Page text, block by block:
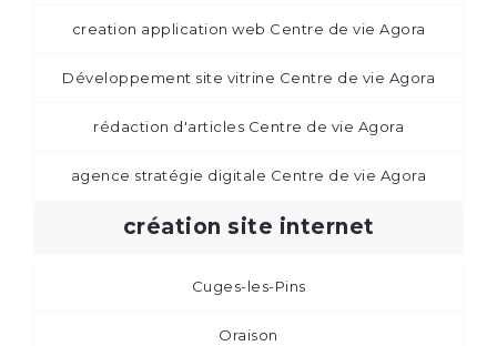
creation application web Centre de vie Agora
Développement site vitrine Centre de vie Agora
rédaction d'articles Centre de vie Agora
agence stratégie digitale Centre de vie Agora
création site internet
Cuges-les-Pins
Oraison